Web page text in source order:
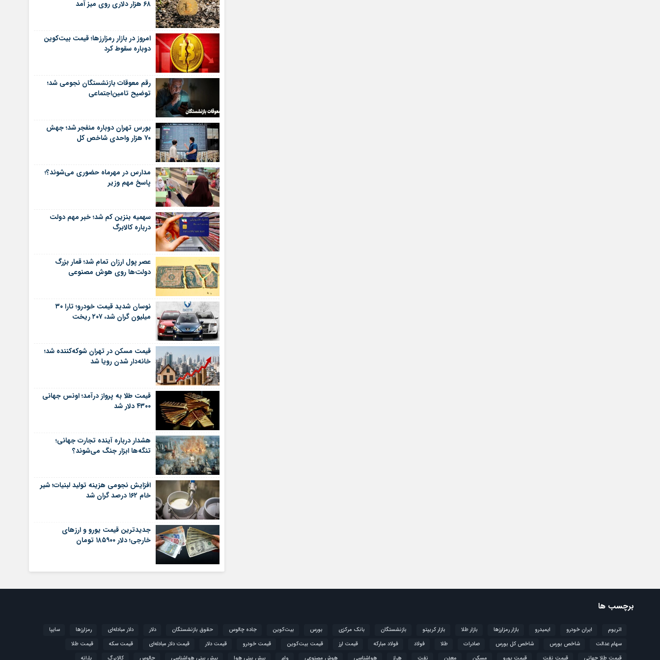
۶۸ هزار دلاری روی میز آمد
امروز در بازار رمزارزها؛ قیمت بیت‌کوین
دوباره سقوط کرد
رقم معوقات بازنشستگان نجومی شد؛
توضیح تامین‌اجتماعی
بورس تهران دوباره منفجر شد؛ جهش
۷۰ هزار واحدی شاخص کل
مدارس در مهرماه حضوری می‌شوند؟؛
پاسخ مهم وزیر
سهمیه بنزین کم شد؛ خبر مهم دولت
درباره کالابرگ
عصر پول ارزان تمام شد؛ قمار بزرگ
دولت‌ها روی هوش مصنوعی
نوسان شدید قیمت خودرو؛ تارا ۳۰
میلیون گران شد، ۲۰۷ ریخت
قیمت مسکن در تهران شوکه‌کننده شد؛
خانه‌دار شدن رویا شد
قیمت طلا به پرواز درآمد؛ اونس جهانی
۴۳۰۰ دلار شد
هشدار درباره آینده تجارت جهانی؛
تنگه‌ها ابزار جنگ می‌شوند؟
افزایش نجومی هزینه تولید لبنیات؛ شیر
خام ۱۶۲ درصد گران شد
جدیدترین قیمت یورو و ارزهای
خارجی؛ دلار ۱۸۵۹۰۰ تومان
برچسب ها
اتریوم ایران خودرو ایمیدرو بازار رمزارزها بازار طلا بازار کریپتو بازنشستگان بانک مرکزی بورس بیت‌کوین جاده چالوس حقوق بازنشستگان دلار دلار مبادله‌ای رمزارزها
سایپا
سهام عدالت
شاخص بورس شاخص کل بورس صادرات طلا فولاد فولاد مبارکه قیمت ارز قیمت بیت‌کوین قیمت خودرو قیمت دلار قیمت دلار مبادله‌ای قیمت سکه
قیمت طلا
قیمت طلا جهانی
قیمت نفت قیمت یورو مسکن معدن نفت هراز هواشناسی هوش مصنوعی وام پیش بینی هوا پیش بینی هواشناسی چالوس کالابرگ یارانه